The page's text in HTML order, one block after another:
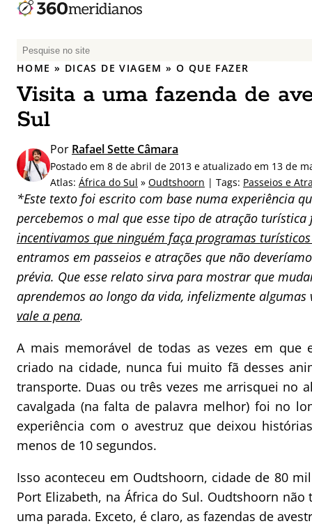
P
e
q
u
i
a
r
p
o
r
:
HOME » DICAS DE VIAGEM »O QUE FAZER
Visita a uma fazenda de
Sul
Por Rafael Sette Câmara
Postado em 8 de abril de 2013 e atualizado em 13 de
Atlas: África do Sul » Oudtshoorn | Tags: Passeios e
*Este texto foi escrito com base numa experiência
percebemos o mal que esse tipo de atração
incentivamos que ninguém faça programas
entramos em passeios e atrações que não
prévia. Que esse relato sirva para mostrar que
aprendemos ao longo da vida, infelizmente
vale a pena.
A mais memorável de todas as vezes em que
criado na cidade, nunca fui muito fã desses
transporte. Duas ou três vezes me arrisquei no
cavalgada (na falta de palavra melhor) foi no
experiência com o avestruz que deixou
menos de 10 segundos.
Isso aconteceu em Oudtshoorn, cidade de 80
Port Elizabeth, na África do Sul. Oudtshoorn
uma parada. Exceto, é claro, as fazendas de